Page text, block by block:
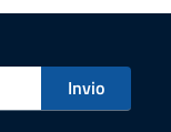
Invio